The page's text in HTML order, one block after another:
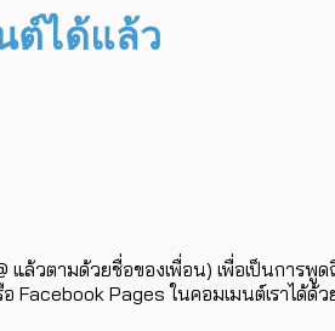
ต์ได้แล้ว
แล้วตามด้วยชื่อของเพื่อน) เพื่อเป็นการ
Pages ในคอมเมนต์เราได้ด้ว